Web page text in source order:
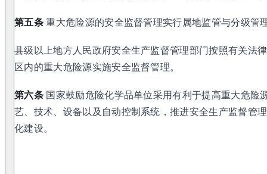
第五条重大危险源的安全监督管理实行属地监管与分级管
县级以上地方人民政府安全生产监督管理部门按照有关法
区内的重大危险源实施安全监督管理。
第六条国家鼓励危险化学品单位采用有利于提高重大危险
艺、技术、设备以及自动控制系统，推进安全生产监督管
化建设。